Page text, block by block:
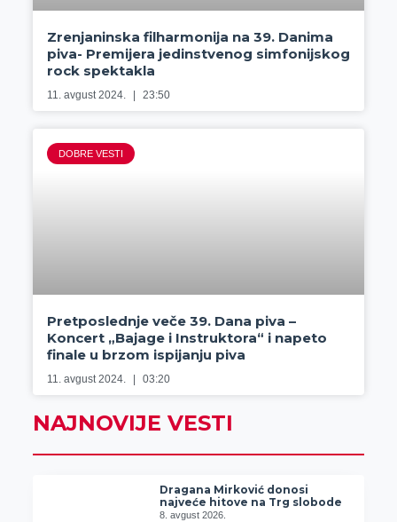
Zrenjaninska filharmonija na 39. Danima
piva- Premijera jedinstvenog simfonijskog
rock spektakla
11. avgust 2024. 23:50
DOBRE VESTI
Pretposlednje veče 39. Dana piva –
Koncert „Bajage i Instruktora“ i napeto
finale u brzom ispijanju piva
11. avgust 2024. 03:20
NAJNOVIJE VESTI
Dragana Mirković donosi
najveće hitove na Trg slobode
8. avgust 2026.